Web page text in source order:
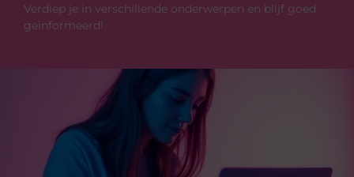
Verdiep je in verschillende onderwerpen en blijf goed
geïnformeerd!